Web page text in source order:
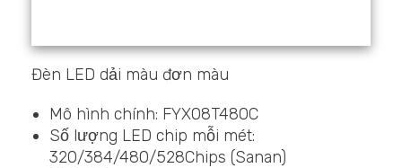
Đèn LED dải màu đơn màu
Mô hình chính: FYX08T480C
Số lượng LED chip mỗi mét:
320/384/480/528Chips (Sanan)